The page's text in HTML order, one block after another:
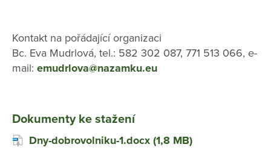
Kontakt na pořádající organizaci
Bc. Eva Mudrlová, tel.: 582 302 087, 771 513 066, e-
mail: emudrlova@nazamku.eu
Dokumenty ke stažení
Dny-dobrovolniku-1.docx (1,8 MB)